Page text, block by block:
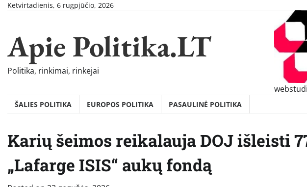
SkipKetvirtadienis, 6 rugpjūčio, 2026
Apie Politika.LT
Politika, rinkimai, rinkejai
ŠALIES POLITIKA EUROPOS POLITIKA PASAULINĖ POLITIKA
Karių šeimos reikalauja DOJ išleisti
„Lafarge ISIS“ aukų fondą